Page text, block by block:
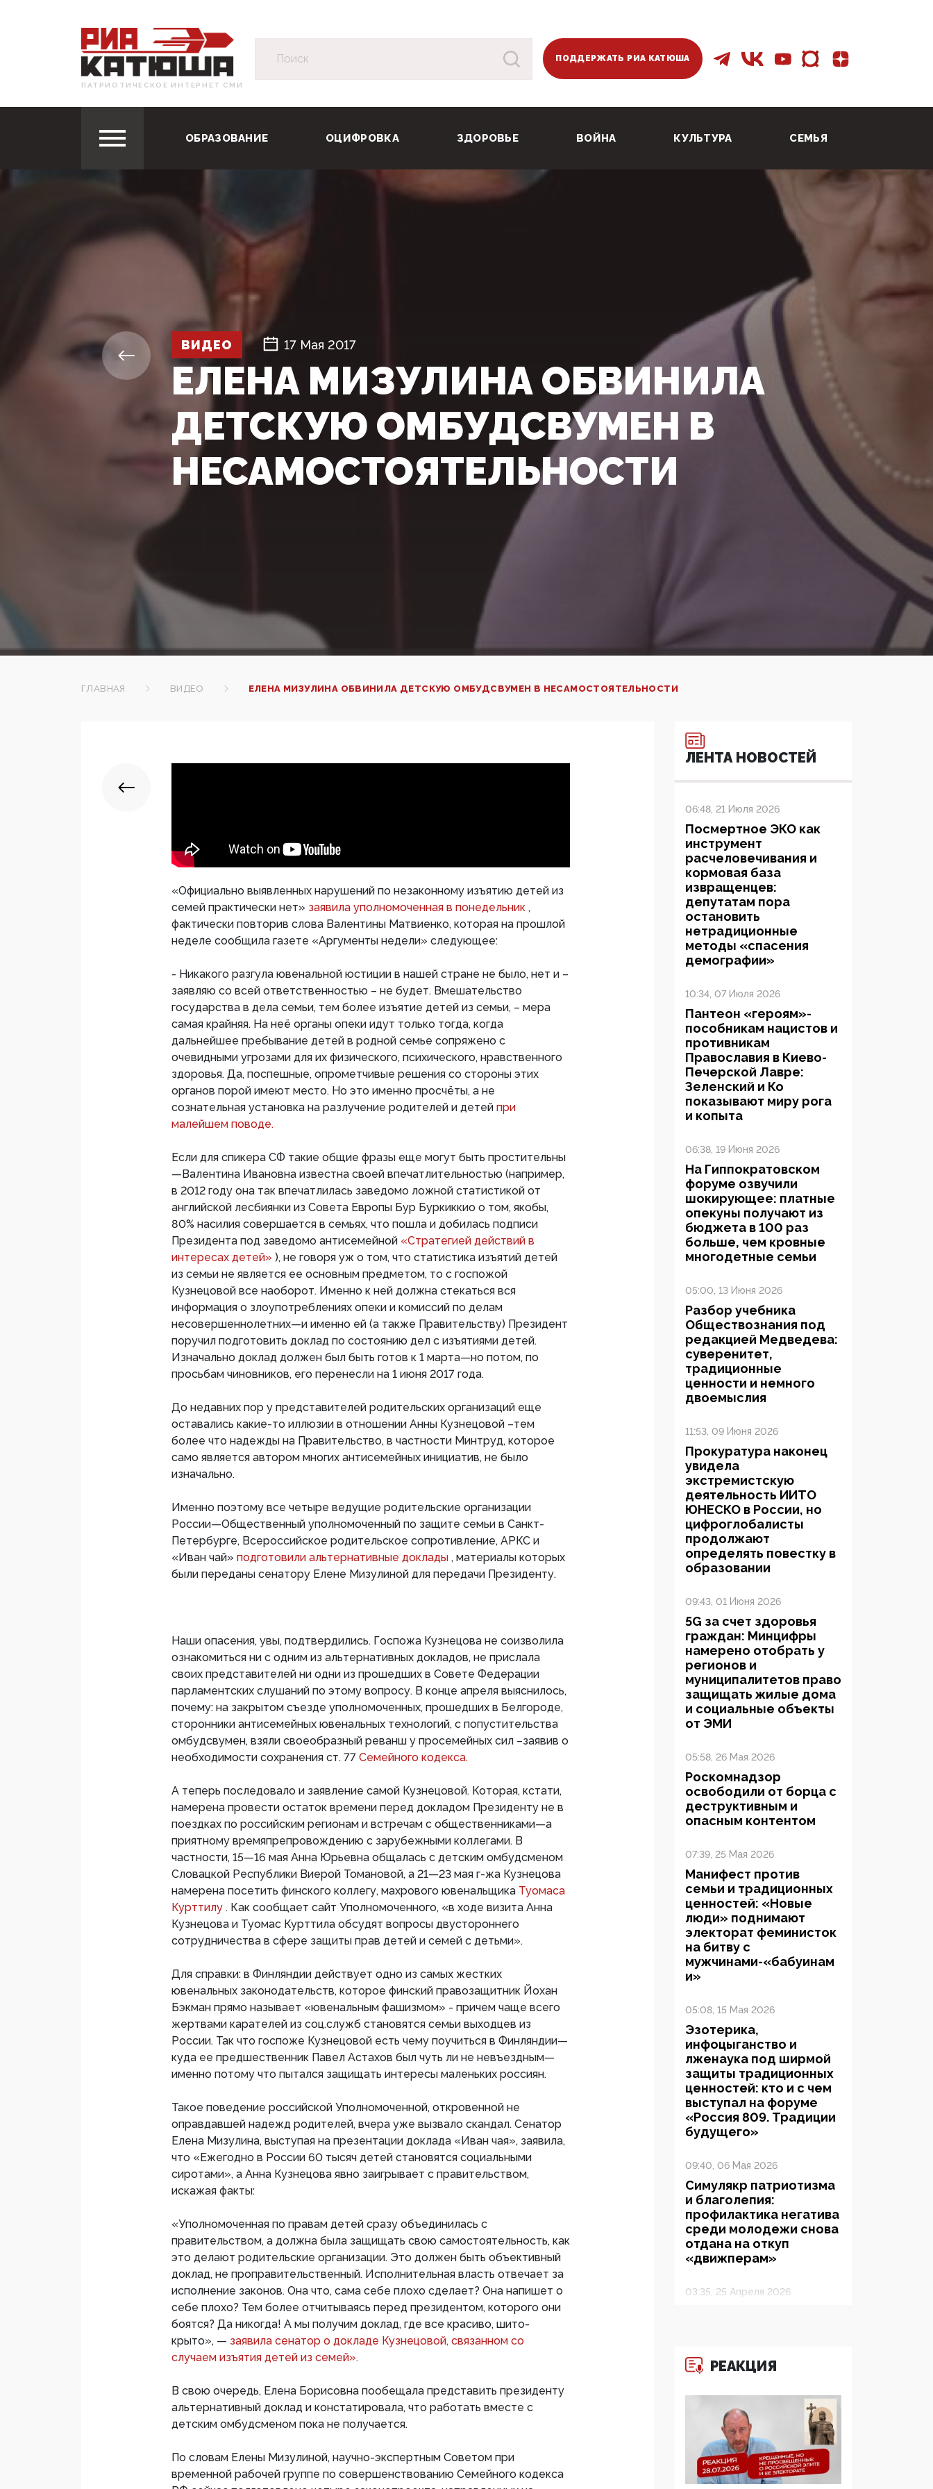
ПАТРИОТИЧЕСКОЕ ИНТЕРНЕТ СМИ
ПОДДЕРЖАТЬ РИА КАТЮША
ОБРАЗОВАНИЕ ОЦИФРОВКА ЗДОРОВЬЕ ВОЙНА КУЛЬТУРА СЕМЬЯ
ВИДЕО 17 Мая 2017
ЕЛЕНА МИЗУЛИНА ОБВИНИЛА
ДЕТСКУЮ ОМБУДСВУМЕН В
НЕСАМОСТОЯТЕЛЬНОСТИ
ГЛАВНАЯ ВИДЕО ЕЛЕНА МИЗУЛИНА ОБВИНИЛА ДЕТСКУЮ ОМБУДСВУМЕН В НЕСАМОСТОЯТЕЛЬНОСТИ
«Официально выявленных нарушений по незаконному изъятию детей из
семей практически нет» заявила уполномоченная в понедельник ,
фактически повторив слова Валентины Матвиенко, которая на прошлой
неделе сообщила газете «Аргументы недели» следующее:
- Никакого разгула ювенальной юстиции в нашей стране не было, нет и –
заявляю со всей ответственностью – не будет. Вмешательство
государства в дела семьи, тем более изъятие детей из семьи, – мера
самая крайняя. На неё органы опеки идут только тогда, когда
дальнейшее пребывание детей в родной семье сопряжено с
очевидными угрозами для их физического, психического, нравственного
здоровья. Да, поспешные, опрометчивые решения со стороны этих
органов порой имеют место. Но это именно просчёты, а не
сознательная установка на разлучение родителей и детей при
малейшем поводе.
Если для спикера СФ такие общие фразы еще могут быть простительны
—Валентина Ивановна известна своей впечатлительностью (например,
в 2012 году она так впечатлилась заведомо ложной статистикой от
английской лесбиянки из Совета Европы Бур Буркиккио о том, якобы,
80% насилия совершается в семьях, что пошла и добилась подписи
Президента под заведомо антисемейной «Стратегией действий в
интересах детей» ), не говоря уж о том, что статистика изъятий детей
из семьи не является ее основным предметом, то с госпожой
Кузнецовой все наоборот. Именно к ней должна стекаться вся
информация о злоупотреблениях опеки и комиссий по делам
несовершеннолетних—и именно ей (а также Правительству) Президент
поручил подготовить доклад по состоянию дел с изъятиями детей.
Изначально доклад должен был быть готов к 1 марта—но потом, по
просьбам чиновников, его перенесли на 1 июня 2017 года.
До недавних пор у представителей родительских организаций еще
оставались какие-то иллюзии в отношении Анны Кузнецовой –тем
более что надежды на Правительство, в частности Минтруд, которое
само является автором многих антисемейных инициатив, не было
изначально.
Именно поэтому все четыре ведущие родительские организации
России—Общественный уполномоченный по защите семьи в Санкт-
Петербурге, Всероссийское родительское сопротивление, АРКС и
«Иван чай» подготовили альтернативные доклады , материалы которых
были переданы сенатору Елене Мизулиной для передачи Президенту.
Наши опасения, увы, подтвердились. Госпожа Кузнецова не соизволила
ознакомиться ни с одним из альтернативных докладов, не прислала
своих представителей ни одни из прошедших в Совете Федерации
парламентских слушаний по этому вопросу. В конце апреля выяснилось,
почему: на закрытом съезде уполномоченных, прошедших в Белгороде,
сторонники антисемейных ювенальных технологий, с попустительства
омбудсвумен, взяли своеобразный реванш у просемейных сил –заявив о
необходимости сохранения ст. 77 Семейного кодекса.
А теперь последовало и заявление самой Кузнецовой. Которая, кстати,
намерена провести остаток времени перед докладом Президенту не в
поездках по российским регионам и встречам с общественниками—а
приятному времяпрепровождению с зарубежными коллегами. В
частности, 15—16 мая Анна Юрьевна общалась с детским омбудсменом
Словацкой Республики Виерой Томановой, а 21—23 мая г-жа Кузнецова
намерена посетить финского коллегу, махрового ювенальщика Туомаса
Курттилу . Как сообщает сайт Уполномоченного, «в ходе визита Анна
Кузнецова и Туомас Курттила обсудят вопросы двустороннего
сотрудничества в сфере защиты прав детей и семей с детьми».
Для справки: в Финляндии действует одно из самых жестких
ювенальных законодательств, которое финский правозащитник Йохан
Бэкман прямо называет «ювенальным фашизмом» - причем чаще всего
жертвами карателей из соц.служб становятся семьи выходцев из
России. Так что госпоже Кузнецовой есть чему поучиться в Финляндии—
куда ее предшественник Павел Астахов был чуть ли не невъездным—
именно потому что пытался защищать интересы маленьких россиян.
Такое поведение российской Уполномоченной, откровенной не
оправдавшей надежд родителей, вчера уже вызвало скандал. Сенатор
Елена Мизулина, выступая на презентации доклада «Иван чая», заявила,
что «Ежегодно в России 60 тысяч детей становятся социальными
сиротами», а Анна Кузнецова явно заигрывает с правительством,
искажая факты:
«Уполномоченная по правам детей сразу объединилась с
правительством, а должна была защищать свою самостоятельность, как
это делают родительские организации. Это должен быть объективный
доклад, не проправительственный. Исполнительная власть отвечает за
исполнение законов. Она что, сама себе плохо сделает? Она напишет о
себе плохо? Тем более отчитываясь перед президентом, которого они
боятся? Да никогда! А мы получим доклад, где все красиво, шито-
крыто», — заявила сенатор о докладе Кузнецовой, связанном со
случаем изъятия детей из семей».
В свою очередь, Елена Борисовна пообещала представить президенту
альтернативный доклад и констатировала, что работать вместе с
детским омбудсменом пока не получается.
По словам Елены Мизулиной, научно-экспертным Советом при
временной рабочей группе по совершенствованию Семейного кодекса
ЛЕНТА НОВОСТЕЙ
06:48, 21 Июля 2026
Посмертное ЭКО как
инструмент
расчеловечивания и
кормовая база
извращенцев:
депутатам пора
остановить
нетрадиционные
методы «спасения
демографии»
10:34, 07 Июля 2026
Пантеон «героям»-
пособникам нацистов и
противникам
Православия в Киево-
Печерской Лавре:
Зеленский и Ко
показывают миру рога
и копыта
06:38, 19 Июня 2026
На Гиппократовском
форуме озвучили
шокирующее: платные
опекуны получают из
бюджета в 100 раз
больше, чем кровные
многодетные семьи
05:00, 13 Июня 2026
Разбор учебника
Обществознания под
редакцией Медведева:
суверенитет,
традиционные
ценности и немного
двоемыслия
11:53, 09 Июня 2026
Прокуратура наконец
увидела
экстремистскую
деятельность ИИТО
ЮНЕСКО в России, но
цифроглобалисты
продолжают
определять повестку в
образовании
09:43, 01 Июня 2026
5G за счет здоровья
граждан: Минцифры
намерено отобрать у
регионов и
муниципалитетов право
защищать жилые дома
и социальные объекты
от ЭМИ
05:58, 26 Мая 2026
Роскомнадзор
освободили от борца с
деструктивным и
опасным контентом
07:39, 25 Мая 2026
Манифест против
семьи и традиционных
ценностей: «Новые
люди» поднимают
электорат феминисток
на битву с
мужчинами-«бабуинам
и»
05:08, 15 Мая 2026
Эзотерика,
инфоцыганство и
лженаука под ширмой
защиты традиционных
ценностей: кто и с чем
выступал на форуме
«Россия 809. Традиции
будущего»
09:40, 06 Мая 2026
Симулякр патриотизма
и благолепия:
профилактика негатива
среди молодежи снова
отдана на откуп
«движперам»
03:35, 25 Апреля 2026
народовластия
превратился в «чего
Правительства и АП
06:29, 15 Апреля 2026
Социальный фонд
России – пионер
жесткого внедрения
РЕАКЦИЯ